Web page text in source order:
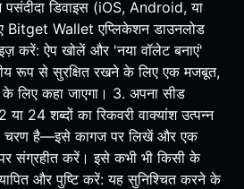
डिवाइस (iOS, Android, या
Bitget Wallet एप्लिकेशन डाउनलोड
करें: ऐप खोलें और 'नया वॉलेट बनाएं'
रूप से सुरक्षित रखने के लिए एक मजबूत,
के लिए कहा जाएगा। 3. अपना सीड
या 24 शब्दों का रिकवरी वाक्यांश उत्पन्न
चरण है—इसे कागज पर लिखें और एक
संग्रहीत करें। इसे कभी भी किसी के
और पुष्टि करें: यह सुनिश्चित करने के